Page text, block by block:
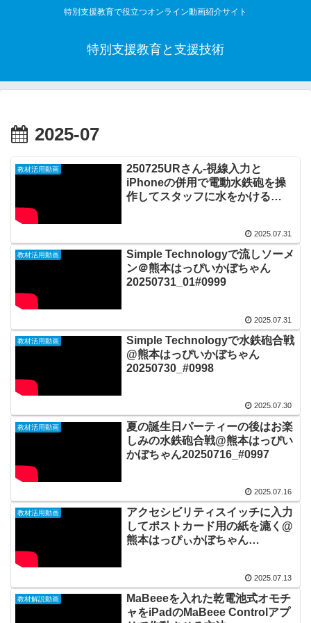
特別支援教育で役立つオンライン動画紹介サイト
特別支援教育と支援技術
2025-07
教材活用動画
250725URさん-視線入力と
iPhoneの併用で電動水鉄砲を操
作してスタッフに水をかける
2025.07.31
教材活用動画
Simple Technologyで流しソーメ
ン＠熊本はっぴいかぼちゃん
20250731_01#0999
2025.07.31
教材活用動画
Simple Technologyで水鉄砲合戦
@熊本はっぴいかぼちゃん
20250730_#0998
2025.07.30
教材活用動画
夏の誕生日パーティーの後はお楽
しみの水鉄砲合戦@熊本はっぴい
かぼちゃん20250716_#0997
2025.07.16
教材活用動画
アクセシビリティスイッチに入力
してポストカード用の紙を漉く@
熊本はっぴぃかぼちゃん
2025.07.13
教材解説動画
MaBeeeを入れた乾電池式オモチ
ャをiPadのMaBeee Controlアプ